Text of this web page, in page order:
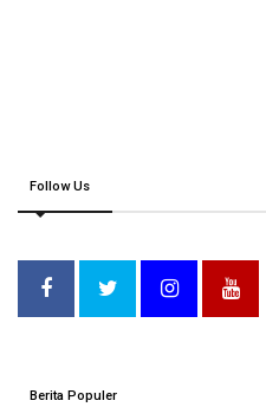
Follow Us
Berita Populer